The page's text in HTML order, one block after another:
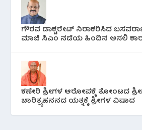
ಗೌರವ ಡಾಕ್ಟರೇಟ್ ನಿರಾಕರಿಸಿದ
ಮಾಜಿ ಸಿಎಂ ನಡೆಯ ಹಿಂದಿನ ಅಸಲಿ
ಕಣೇರಿ ಶ್ರೀಗಳ ಆರೋಪಕ್ಕೆ ತೋಂಟದ
ಚಾರಿತ್ರ್ಯಹನನದ ಯತ್ನಕ್ಕೆ ಶ್ರೀಗಳ ವಿಷಾದ